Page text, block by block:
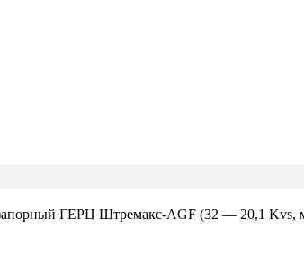
ГЕРЦ Штремакс-AGF (32 — 20,1 Kvs,